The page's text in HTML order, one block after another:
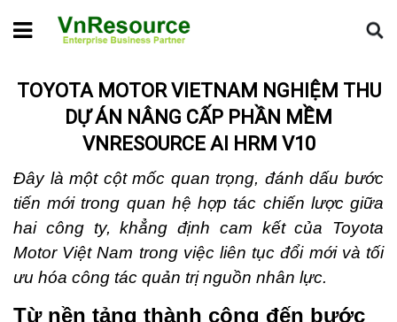
Home Tin dự án
Toyota Motor Vietnam Nghiệm Thu Dự Án
Nâng Cấp Phần Mềm VnResource AI HRM v10
TOYOTA MOTOR VIETNAM NGHIỆM THU
DỰ ÁN NÂNG CẤP PHẦN MỀM
VNRESOURCE AI HRM V10
Đây là một cột mốc quan trọng, đánh dấu bước
tiến mới trong quan hệ hợp tác chiến lược giữa
hai công ty, khẳng định cam kết của Toyota
Motor Việt Nam trong việc liên tục đổi mới và tối
ưu hóa công tác quản trị nguồn nhân lực.
Từ nền tảng thành công đến bước